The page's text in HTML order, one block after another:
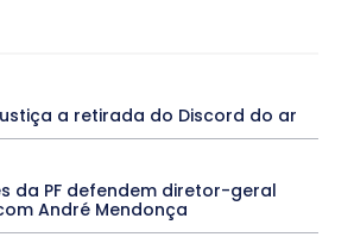
Esplanadumas
Crônica Política Crônicas
CULTURA
e Tal
DANÇA Dengue
Denuncia
DISTRITO FEDERAL
EDUCAÇÃO
EMPREGO E OPORTUNIDADES
Espírito Santo ESPORTE ESTÁGIO
a retirada do Discord do ar
da PF defendem diretor-geral
André Mendonça